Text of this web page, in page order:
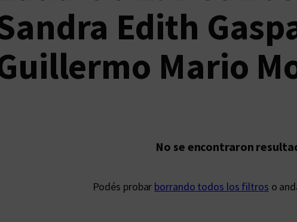
Edith
Mario
No se encontraron
Podés probar borrando todos los filtros o